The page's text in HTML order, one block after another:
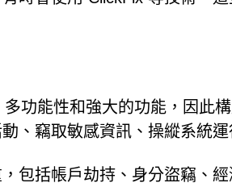
功能性和強大的功能，因此
、竊取敏感資訊、操縱系統
包括帳戶劫持、身分盜竊、